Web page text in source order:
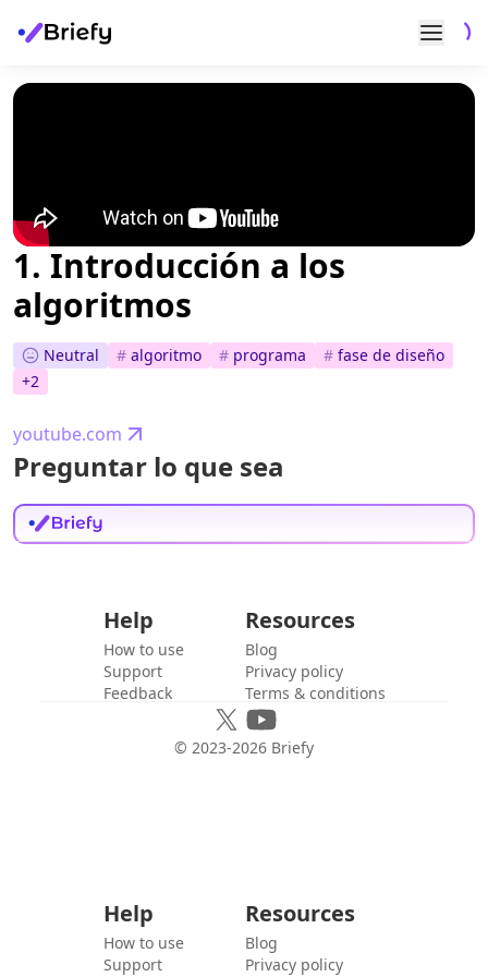
1. Introducción a los
algoritmos
Neutral # algoritmo # programa # fase de diseño
+2
youtube.com
Preguntar lo que sea
Help
How to use
Support
Feedback
Resources
Blog
Privacy policy
Terms & conditions
© 2023-2026 Briefy
Help
How to use
Support
Resources
Blog
Privacy policy